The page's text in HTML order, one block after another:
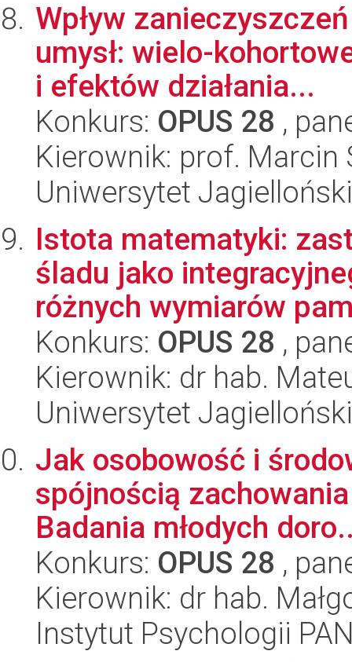
Wpływ
umysł: wielo-
i efektów działania...
Konkurs: OPUS 28 ,
Kierownik: prof. Marcin
Uniwersytet Jagielloński
Istota matematyki:
śladu jako
różnych wymiarów
Konkurs: OPUS 28 ,
Kierownik: dr hab.
Uniwersytet Jagielloński
Jak osobowość i
spójnością
Badania młodych
Konkurs: OPUS 28 ,
Kierownik: dr hab.
Instytut Psychologii